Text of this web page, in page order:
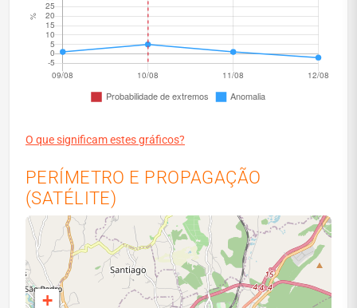
O que significam estes gráficos?
PERÍMETRO E PROPAGAÇÃO
(SATÉLITE)
+